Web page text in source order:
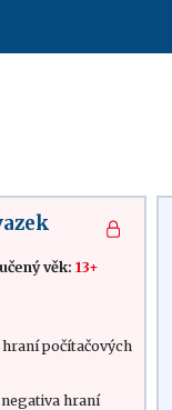
věk:13+
počítačových
hraní